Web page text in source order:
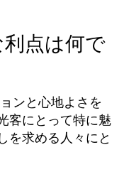
点は何で
ンと心地よさを
客にとって特に魅
を求める人々にと